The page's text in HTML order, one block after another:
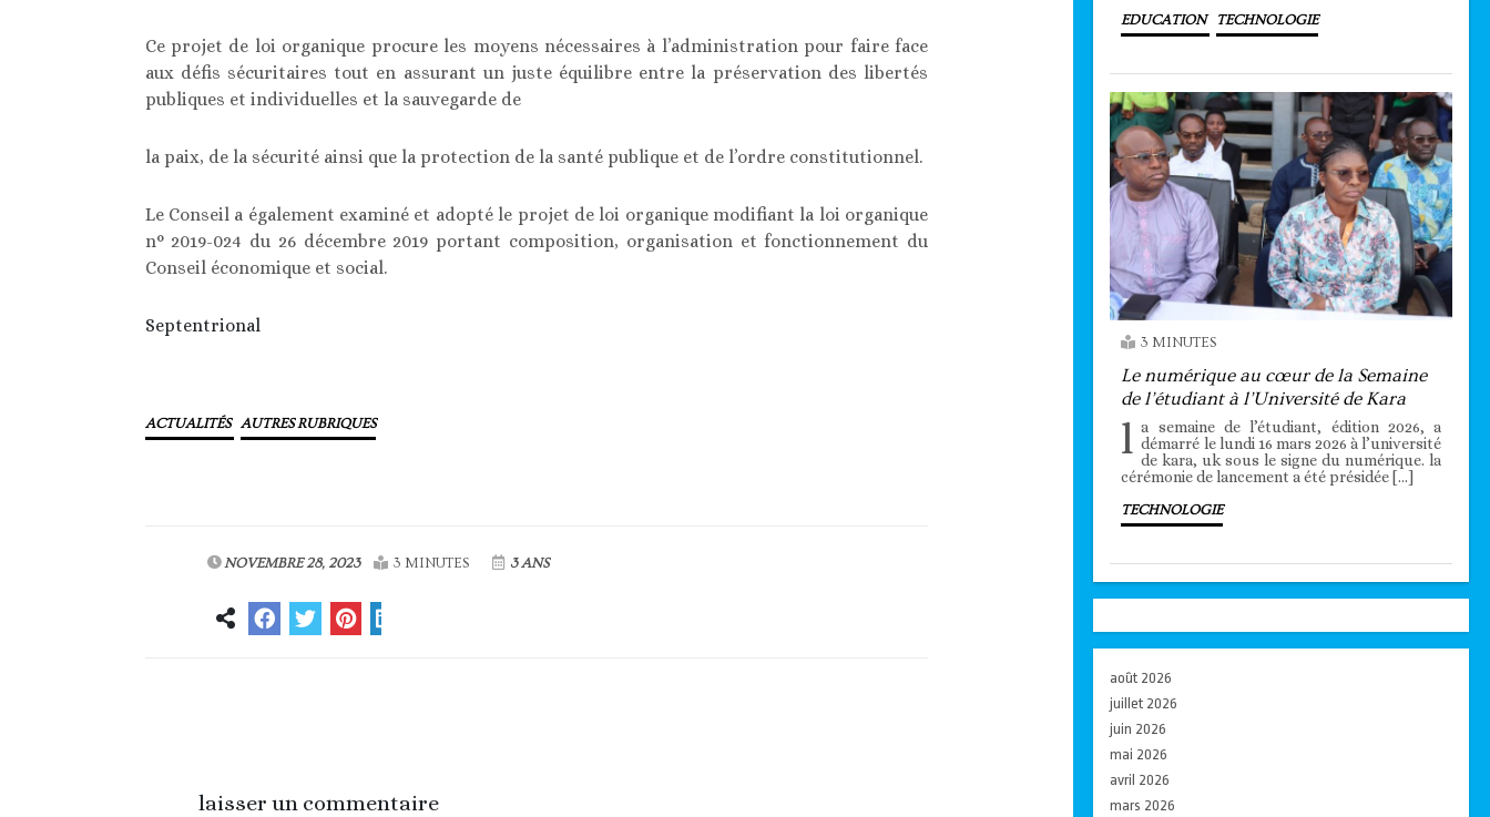
Ce projet de loi organique procure les moyens nécessaires à l’administration pour faire face
aux défis sécuritaires tout en assurant un juste équilibre entre la préservation des libertés
publiques et individuelles et la sauvegarde de
la paix, de la sécurité ainsi que la protection de la santé publique et de l’ordre constitutionnel.
Le Conseil a également examiné et adopté le projet de loi organique modifiant la loi organique
n° 2019-024 du 26 décembre 2019 portant composition, organisation et fonctionnement du
Conseil économique et social.
Septentrional
ACTUALITÉS AUTRES RUBRIQUES
NOVEMBRE 28, 2023 3 MINUTES 3 ANS
laisser un commentaire
EDUCATION TECHNOLOGIE
3 MINUTES
Le numérique au cœur de la Semaine
de l’étudiant à l’Université de Kara
l a semaine de l’étudiant, édition 2026, a
démarré le lundi 16 mars 2026 à l’université
de kara, uk sous le signe du numérique. la
cérémonie de lancement a été présidée […]
TECHNOLOGIE
août 2026
juillet 2026
juin 2026
mai 2026
avril 2026
mars 2026